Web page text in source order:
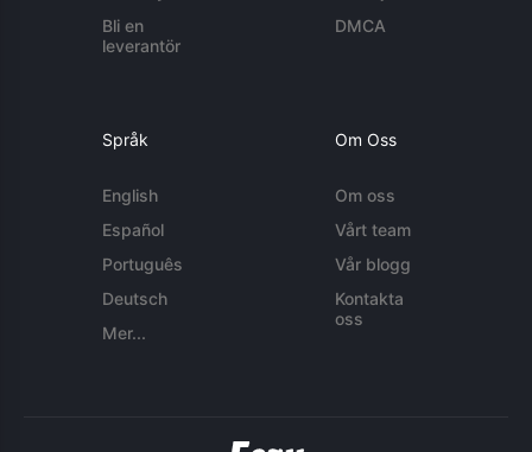
Bli en
leverantör
DMCA
Språk
English
Español
Português
Deutsch
Mer...
Om Oss
Om oss
Vårt team
Vår blogg
Kontakta
oss